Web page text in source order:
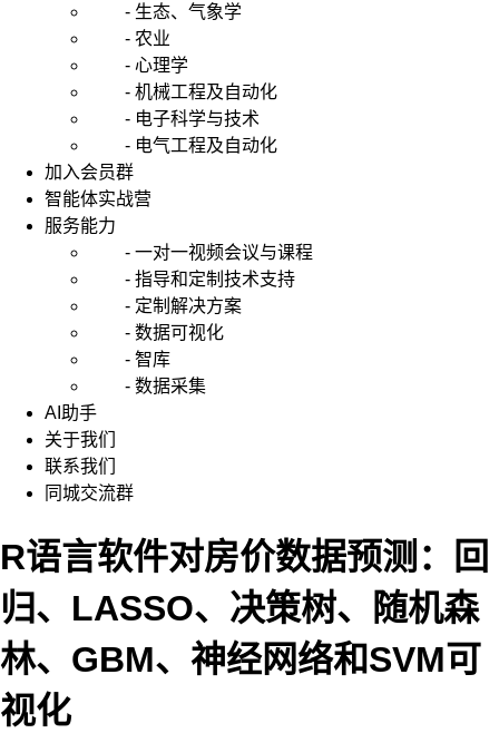
- 生态、气象学
- 农业
- 心理学
- 机械工程及自动化
- 电子科学与技术
- 电气工程及自动化
加入会员群
智能体实战营
服务能力
- 一对一视频会议与课程
- 指导和定制技术支持
- 定制解决方案
- 数据可视化
- 智库
- 数据采集
AI助手
关于我们
联系我们
同城交流群
R语言软件对房价数据预测：回
归、LASSO、决策树、随机森
林、GBM、神经网络和SVM可
视化